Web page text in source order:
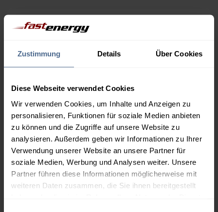
Zustimmung Details Über Cookies
Diese Webseite verwendet Cookies
Wir verwenden Cookies, um Inhalte und Anzeigen zu
personalisieren, Funktionen für soziale Medien anbieten
zu können und die Zugriffe auf unsere Website zu
analysieren. Außerdem geben wir Informationen zu Ihrer
Verwendung unserer Website an unsere Partner für
soziale Medien, Werbung und Analysen weiter. Unsere
Partner führen diese Informationen möglicherweise mit
weiteren Daten zusammen, die Sie ihnen bereitgestellt
1.000 Liter 0,00 €
155,64 €
3.000 Liter
153,85 €
153,85 €
0,00 €
5.000 Liter
152,41 €
152,41 €
0,00 €
Preise für Heizöl in Standardqualität nach Ö-Norm C 1109 in € / 100
Liter inkl. MwSt. und Lieferung bei einer Lieferstelle.